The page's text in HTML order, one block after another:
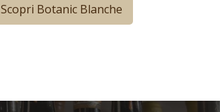
Scopri Botanic Blanche